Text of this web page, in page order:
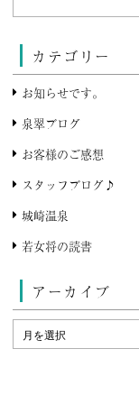
カテゴリー
お知らせです。
泉翠ブログ
お客様のご感想
スタッフブログ♪
城崎温泉
若女将の読書
アーカイブ